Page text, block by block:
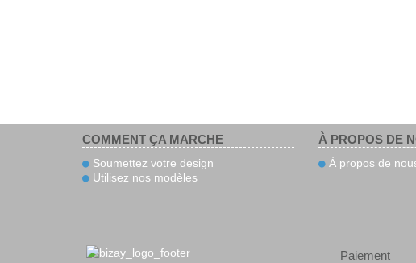
COMMENT ÇA MARCHE
Soumettez votre design
Utilisez nos modèles
À PROPOS DE
À propos de
Paiement